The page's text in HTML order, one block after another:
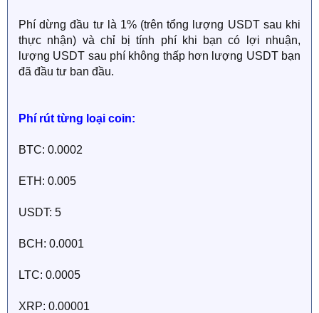
Phí dừng đầu tư là 1% (trên tổng lượng USDT sau khi
thực nhận) và chỉ bị tính phí khi bạn có lợi nhuận,
lượng USDT sau phí không thấp hơn lượng USDT bạn
đã đầu tư ban đầu.
Phí rút từng loại coin:
BTC: 0.0002
ETH: 0.005
USDT: 5
BCH: 0.0001
LTC: 0.0005
XRP: 0.00001